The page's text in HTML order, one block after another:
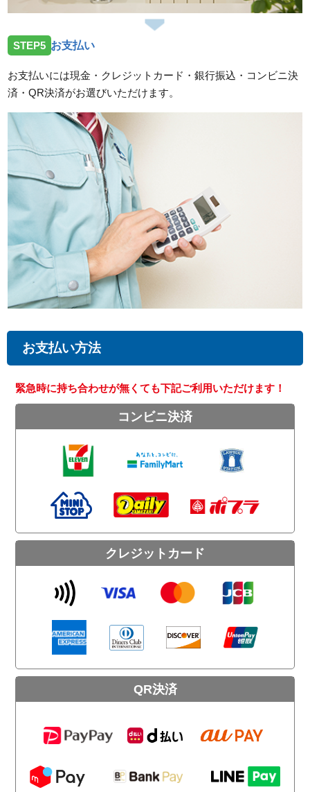
STEP5 お支払い
お支払いには現金・クレジットカード・銀行振込・コンビニ決
済・QR決済がお選びいただけます。
お支払い方法
緊急時に持ち合わせが無くても下記ご利用いただけます！
コンビニ決済
クレジットカード
QR決済